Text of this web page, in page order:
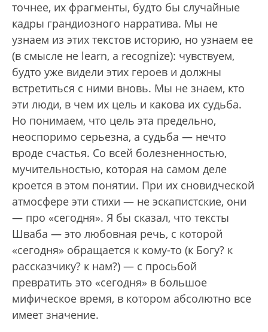
точнее, их фрагменты, будто бы случайные
кадры грандиозного нарратива. Мы не
узнаем из этих текстов историю, но узнаем ее
(в смысле не learn, а recognize): чувствуем,
будто уже видели этих героев и должны
встретиться с ними вновь. Мы не знаем, кто
эти люди, в чем их цель и какова их судьба.
Но понимаем, что цель эта предельно,
неоспоримо серьезна, а судьба — нечто
вроде счастья. Со всей болезненностью,
мучительностью, которая на самом деле
кроется в этом понятии. При их сновидческой
атмосфере эти стихи — не эскапистские, они
— про «сегодня». Я бы сказал, что тексты
Шваба — это любовная речь, с которой
«сегодня» обращается к кому-то (к Богу? к
рассказчику? к нам?) — с просьбой
превратить это «сегодня» в большое
мифическое время, в котором абсолютно все
имеет значение.